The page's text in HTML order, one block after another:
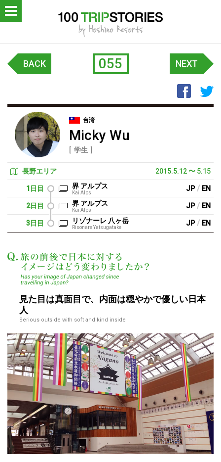
ジェクトについて
BACK 055 NEXT
台湾
Micky Wu
学生
2015.5.12〜 5.15
長野エリア
1日目 界 アルプス
Kai Alps
JP/ EN
2日目 界 アルプス
Kai Alps
JP/ EN
3日目 リゾナーレ 八ヶ岳
Risonare Yatsugatake
JP/ EN
見た目は真面目で、内面は穏やかで優しい日本
人
Serious outside with soft and kind inside